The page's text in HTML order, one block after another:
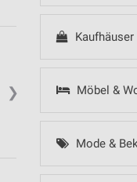
Kaufhäuser
Möbel &
Mode &
❯